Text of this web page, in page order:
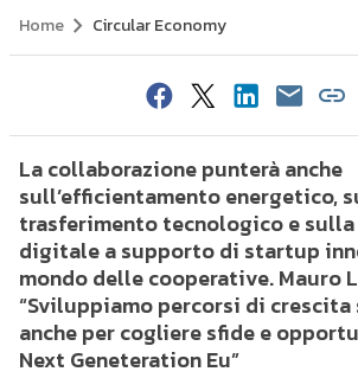
Home Circular Economy
La collaborazione punterà anche
sull’efficientamento energetico,
trasferimento tecnologico e
digitale a supporto di startup
mondo delle cooperative. Mauro
“Sviluppiamo percorsi di
anche per cogliere sfide e
Next Geneteration Eu”